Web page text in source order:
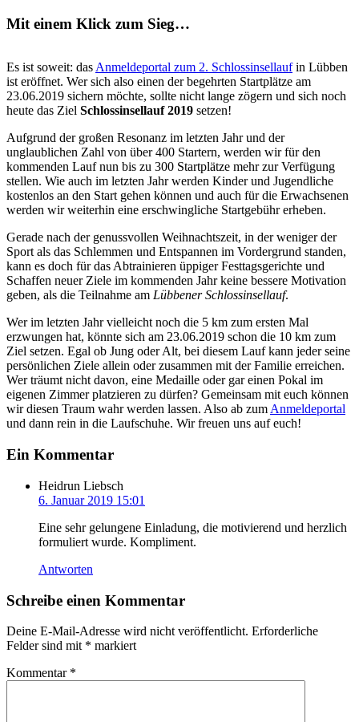
Mit einem Klick zum Sieg…
Es ist soweit: dasAnmeldeportal zum 2. Schlossinsellaufin Lübben
ist eröffnet. Wer sich also einen der begehrten Startplätze am
23.06.2019 sichern möchte, sollte nicht lange zögern und sich noch
heute das Ziel Schlossinsellauf 2019 setzen!
Aufgrund der großen Resonanz im letzten Jahr und der
unglaublichen Zahl von über 400 Startern, werden wir für den
kommenden Lauf nun bis zu 300 Startplätze mehr zur Verfügung
stellen. Wie auch im letzten Jahr werden Kinder und Jugendliche
kostenlos an den Start gehen können und auch für die Erwachsenen
werden wir weiterhin eine erschwingliche Startgebühr erheben.
Gerade nach der genussvollen Weihnachtszeit, in der weniger der
Sport als das Schlemmen und Entspannen im Vordergrund standen,
kann es doch für das Abtrainieren üppiger Festtagsgerichte und
Schaffen neuer Ziele im kommenden Jahr keine bessere Motivation
geben, als die Teilnahme am Lübbener Schlossinsellauf.
Wer im letzten Jahr vielleicht noch die 5 km zum ersten Mal
erzwungen hat, könnte sich am 23.06.2019 schon die 10 km zum
Ziel setzen. Egal ob Jung oder Alt, bei diesem Lauf kann jeder seine
persönlichen Ziele allein oder zusammen mit der Familie erreichen.
Wer träumt nicht davon, eine Medaille oder gar einen Pokal im
eigenen Zimmer platzieren zu dürfen? Gemeinsam mit euch können
wir diesen Traum wahr werden lassen. Also ab zumAnmeldeportal
und dann rein in die Laufschuhe. Wir freuen uns auf euch!
Ein Kommentar
Heidrun Liebsch
6. Januar 2019 15:01
Eine sehr gelungene Einladung, die motivierend und herzlich
formuliert wurde. Kompliment.
Antworten
Schreibe einen Kommentar
Deine E-Mail-Adresse wird nicht veröffentlicht. Erforderliche
Felder sind mit * markiert
Kommentar *